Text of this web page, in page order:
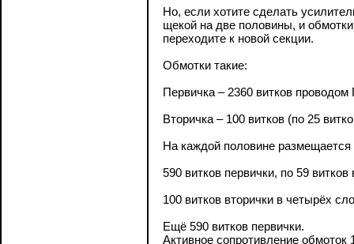
Но, если хотите сделать
щекой на две половины, и
переходите к новой секции.
Обмотки такие:
Первичка – 2360 витков
Вторичка – 100 витков (по 25
На каждой половине размещается
590 витков первички, по 59 витков
100 витков вторички в четырёх
Ещё 590 витков первички.
Активное сопротивление обмоток